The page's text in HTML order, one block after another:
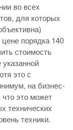
во всех
для которых
порядка 140
стоимость
это с
на бизнес-
это может
технических
техники.